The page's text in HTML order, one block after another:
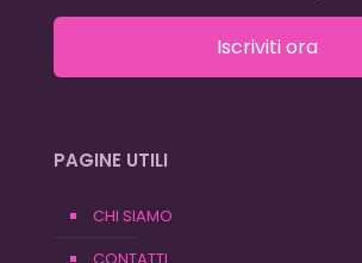
Iscriviti ora
PAGINE UTILI
CHI SIAMO